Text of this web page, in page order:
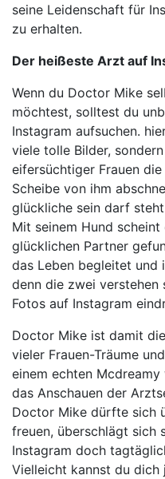
seine Leidenschaft für
zu erhalten.
Der heißeste Arzt auf
Wenn du Doctor Mike
möchtest, solltest du
Instagram aufsuchen.
viele tolle Bilder,
eifersüchtiger Frauen
Scheibe von ihm
glückliche sein darf
Mit seinem Hund
glücklichen Partner
das Leben begleitet und
denn die zwei
Fotos auf Instagram
Doctor Mike ist damit
vieler Frauen-Träume
einem echten
das Anschauen der
Doctor Mike dürfte sich
freuen, überschlägt sich
Instagram doch
Vielleicht kannst du